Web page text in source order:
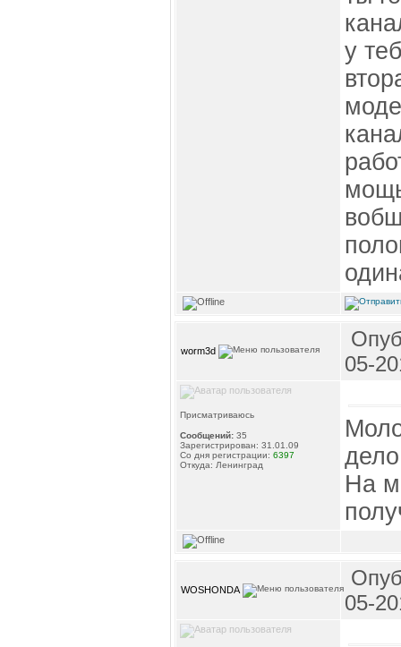
у
worm3d
05-
Присматриваюсь
Сообщений: 35
Зарегистрирован: 31.01.09
Со дня регистрации: 6397
Откуда: Ленинград
На
WOSHONDA
05-